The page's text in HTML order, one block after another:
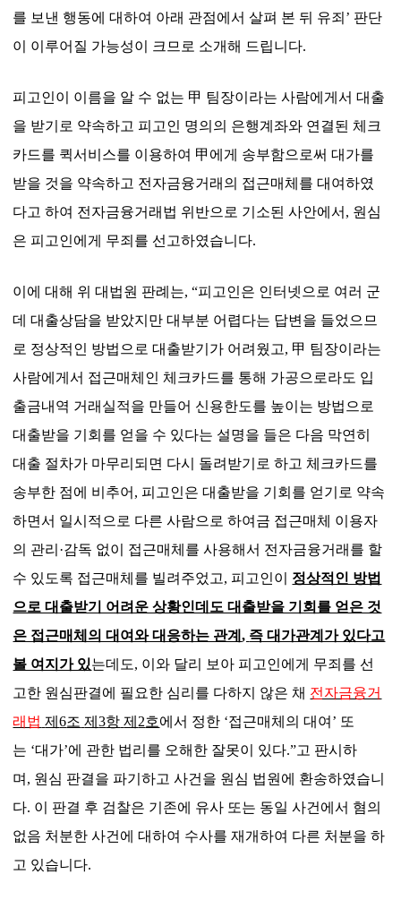
를 보낸 행동에 대하여 아래 관점에서 살펴 본 뒤 유죄 ’ 판단
이 이루어질 가능성이 크므로 소개해 드립니다.
피고인이 이름을 알 수 없는 甲 팀장이라는 사람에게서 대출
을 받기로 약속하고 피고인 명의의 은행계좌와 연결된 체크
카드를 퀵서비스를 이용하여 甲 에게 송부함으로써 대가를
받을 것을 약속하고 전자금융거래의 접근매체를 대여하였
다고 하여 전자금융거래법 위반으로 기소된 사안에서 , 원심
은 피고인에게 무죄를 선고하였습니다.
이에 대해 위 대법원 판례는,“피고인은 인터넷으로 여러 군
데 대출상담을 받았지만 대부분 어렵다는 답변을 들었으므
로 정상적인 방법으로 대출받기가 어려웠고, 甲 팀장이라는
사람에게서 접근매체인 체크카드를 통해 가공으로라도 입
출금내역 거래실적을 만들어 신용한도를 높이는 방법으로
대출받을 기회를 얻을 수 있다는 설명을 들은 다음 막연히
대출 절차가 마무리되면 다시 돌려받기로 하고 체크카드를
송부한 점에 비추어 , 피고인은 대출받을 기회를 얻기로 약속
하면서 일시적으로 다른 사람으로 하여금 접근매체 이용자
의 관리 ·감독 없이 접근매체를 사용해서 전자금융거래를 할
수 있도록 접근매체를 빌려주었고, 피고인이 정상적인 방법
으로 대출받기 어려운 상황인데도 대출받을 기회를 얻은 것
은 접근매체의 대여와 대응하는 관계, 즉 대가관계가 있다고
볼 여지가 있는데도, 이와 달리 보아 피고인에게 무죄를 선
고한 원심판결에 필요한 심리를 다하지 않은 채 전자금융거
래법 제6조 제3항 제 2호에서 정한 ‘접근매체의 대여 ’ 또
는 ‘대가’에 관한 법리를 오해한 잘못이 있다.”고 판시하
며 , 원심 판결을 파기하고 사건을 원심 법원에 환송하였습니
다. 이 판결 후 검찰은 기존에 유사 또는 동일 사건에서 혐의
없음 처분한 사건에 대하여 수사를 재개하여 다른 처분을 하
고 있습니다.